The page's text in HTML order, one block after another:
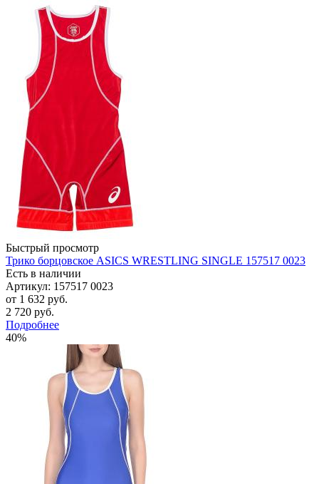
Быстрый просмотр
Трико борцовское ASICS WRESTLING SINGLE 157517 0023
Есть в наличии
Артикул: 157517 0023
от 1 632 руб.
2 720 руб.
Подробнее
40%